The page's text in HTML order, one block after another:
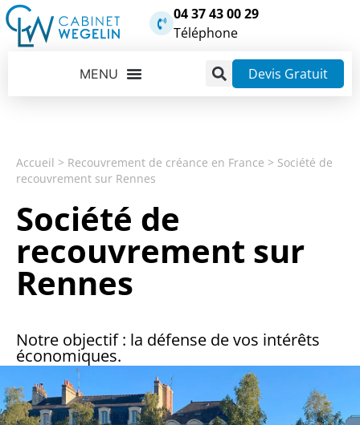
04 37 43 00 29
Téléphone
Devis Gratuit
Accueil > Recouvrement de créance en France > Société de
recouvrement sur Rennes
Société de
recouvrement sur
Rennes
Notre objectif : la défense de vos intérêts
économiques.